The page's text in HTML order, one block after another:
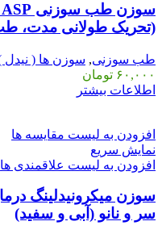
(تحریک طولانی مدت،
طب سوزنی, سوزن ها ( نیدل
۶۰,۰۰۰ تومان
اطلاعات بیشتر
افزودن به لیست مقایسه ها
نمایش سریع
افزودن به لیست علاقمندی ها
سر و نانو (آبی و سفید)